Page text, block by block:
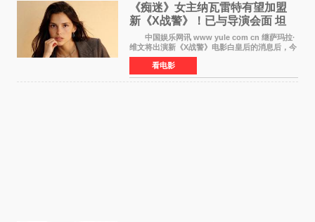
《痴迷》女主纳瓦雷特有望加盟
新《X战警》！已与导演会面 坦
言“魔形女一直很酷”
中国娱乐网讯 www yule com cn 继萨玛拉·
维文将出演新《X战警》电影白皇后的消息后，今
年暑期档大热恐怖片《痴迷》女主角印达·纳瓦雷
特也有望加盟这部备受瞩目的漫威新作——目前
还处于有
看电影